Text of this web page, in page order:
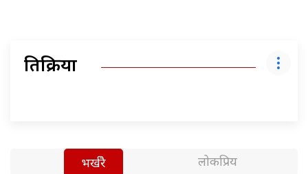
प्रतिक्रिया
भर्खरै लोकप्रिय